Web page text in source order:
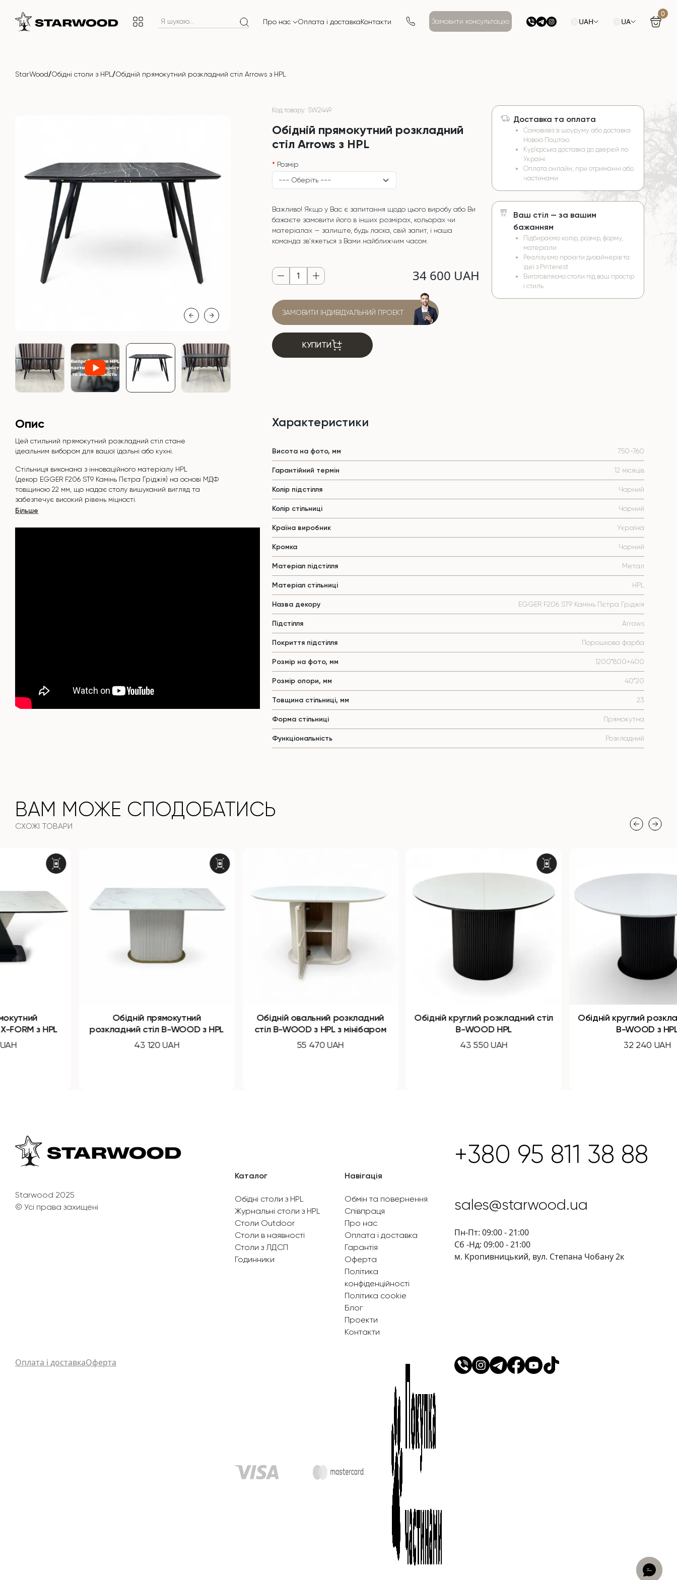
Про нас Оплата і доставкаКонтакти Замовити консультацію UAH UA
0
StarWood/Обідні столи з HPL /Обідній прямокутний розкладний стіл Arrows з HPL
Код товару: SW2449
Обідній прямокутний розкладний
стіл Arrows з HPL
Розмір
Важливо! Якщо у Вас є запитання щодо цього виробу або Ви
бажаєте замовити його в інших розмірах, кольорах чи
матеріалах — залиште, будь ласка, свій запит, і наша
команда зв'яжеться з Вами найближчим часом.
34 600 UAH
ЗАМОВИТИ ІНДИВІДУАЛЬНИЙ ПРОЕКТ
КУПИТИ
Доставка та оплата
Самовивіз зі шоуруму або доставка
Новою Поштою
Кур’єрська доставка до дверей по
Україні
Оплата онлайн, при отриманні або
частинами
Ваш стіл — за вашим
бажанням
Підбираємо колір, розмір, форму,
матеріали
Реалізуємо проєкти дизайнерів та
ідеї з Pinterest
Виготовляємо столи під ваш простір
і стиль
Опис
Цей стильний прямокутний розкладний стіл стане
ідеальним вибором для вашої їдальні або кухні.
Стільниця виконана з інноваційного матеріалу HPL
(декор EGGER F206 ST9 Камінь Пєтра Гріджія) на основі МДФ
товщиною 22 мм, що надає столу вишуканий вигляд та
забезпечує високий рівень міцності.
вбирає такі барвники, як йод, зеленка, маркери чи фарби -
Більше
Характеристики
Висота на фото, мм 750-760
Гарантійний термін 12 місяців
Колір підстілля Чорний
Колір стільниці Чорний
Країна виробник Україна
Кромка Чорний
Матеріал підстілля Метал
Матеріал стільниці HPL
Назва декору EGGER F206 ST9 Камінь Пєтра Гріджія
Підстілля Arrows
Покриття підстілля Порошкова фарба
Розмір на фото, мм 1200*800+400
Розмір опори, мм 40*20
Товщина стільниці, мм 23
Форма стільниці Прямокутна
Функціональність Розкладний
ВАМ МОЖЕ СПОДОБАТИСЬ
СХОЖІ ТОВАРИ
Обідній прямокутний
розкладний стіл B-WOOD з HPL
Обідній овальний розкладний
стіл B-WOOD з HPL з мінібаром
Обідній круглий розкладний стіл
Обідній круглий розкладний стіл
Starwood 2025
© Усі права захищені
Каталог
Обідні столи з HPL
Журнальні столи з HPL
Столи Outdoor
Столи в наявності
Столи з ЛДСП
Годинники
Навігація
Обмін та повернення
Співпраця
Про нас
Оплата і доставка
Гарантія
Оферта
Політика
конфіденційності
Політика cookie
Блог
Проекти
Контакти
+380 95 811 38 88
sales@starwood.ua
Пн-Пт: 09:00 - 21:00
Сб -Нд: 09:00 - 21:00
м. Кропивницький, вул. Степана Чобану 2к
Оплата і доставкаОферта